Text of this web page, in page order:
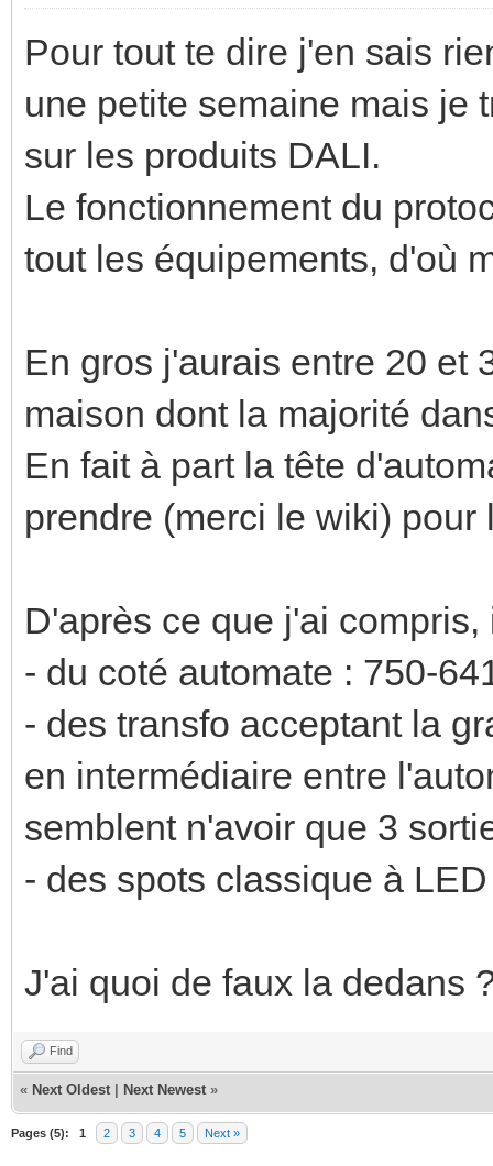
Pour tout te dire j'en sais
une petite semaine mais je
sur les produits DALI.
Le fonctionnement du
tout les équipements, d'où
En gros j'aurais entre 20 et
maison dont la majorité
En fait à part la tête
prendre (merci le wiki) pour
D'après ce que j'ai compris,
- du coté automate : 750-
- des transfo acceptant la
en intermédiaire entre
semblent n'avoir que 3
- des spots classique à
J'ai quoi de faux la dedans
Find
« Next Oldest Next Newest »
Pages (5): 1 2 3 4 5 Next »